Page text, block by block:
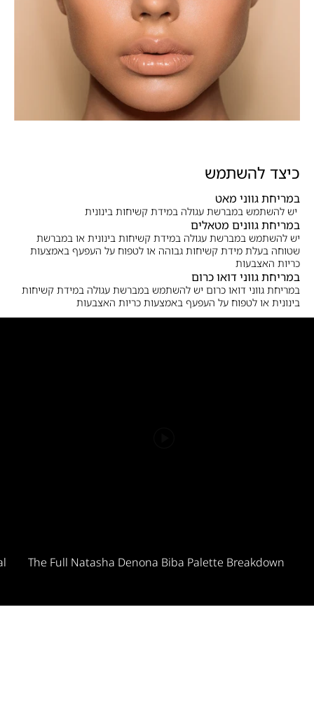
כיצד להשתמש
במריחת גווני מאט
יש להשתמש במברשת עגולה במידת קשיחות בינונית
במריחת גוונים מטאלים
יש להשתמש במברשת עגולה במידת קשיחות בינונית או במברשת
שטוחה בעלת מידת קשיחות גבוהה או לטפוח על העפעף באמצעות
כריות האצבעות
במריחת גווני דואו כרום
במריחת גווני דואו כרום יש להשתמש במברשת עגולה במידת קשיחות
בינונית או לטפוח על העפעף באמצעות כריות האצבעות
The Full Natasha Denona Biba Palette Breakdown